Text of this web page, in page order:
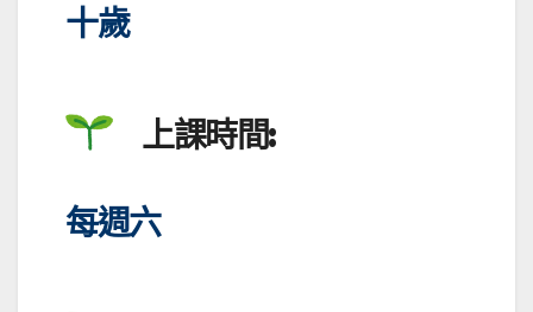
十歲
上課時間:
每週六